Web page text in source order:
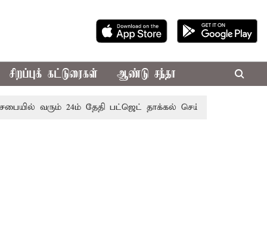
சிறப்புக் கட்டுரைகள் ஆண்டு சந்தா
வரும் 24ம் தேதி பட்ஜெட் தாக்கல் செய்கிறார் முதல்-